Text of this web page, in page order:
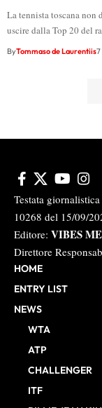
La tennista toscana non
uscire dalla Top 20 del
ByTommaso de Laurentiis7
Testata giornalistica
10268 del 15/09/
Editore: VIBES
Direttore
HOME
ENTRY LIST
NEWS
WTA
ATP
CHALLENGER
ITF